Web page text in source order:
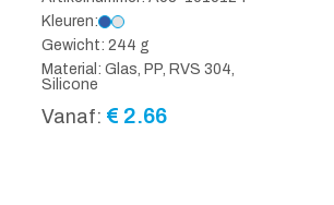
Kleuren:
Gewicht: 244 g
Material: Glas, PP, RVS 304,
Silicone
Vanaf: € 2.66